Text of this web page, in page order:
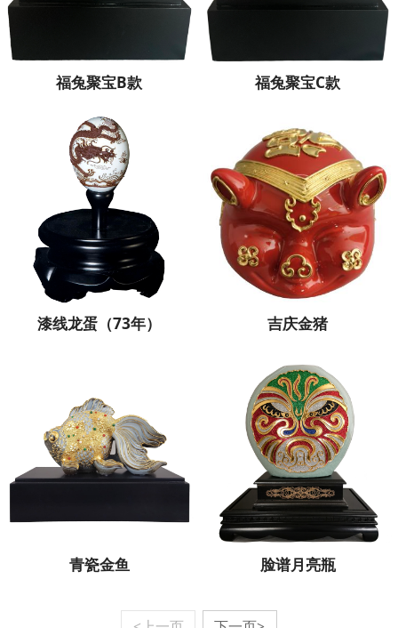
福兔聚宝B款 福兔聚宝C款
漆线龙蛋（73年） 吉庆金猪
青瓷金鱼 脸谱月亮瓶